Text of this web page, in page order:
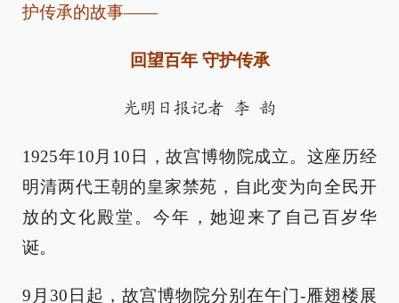
护传承的故事——
回望百年 守护传承
光明日报记者 李 韵
1925年10月10日，故宫博物院成立。这座历经
明清两代王朝的皇家禁苑，自此变为向全民开
放的文化殿堂。今年，她迎来了自己百岁华
诞。
9月30日起，故宫博物院分别在午门-雁翅楼展